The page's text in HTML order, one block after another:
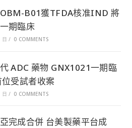
B01獲TFDA核准IND 將
期臨床
日 / 0 COMMENTS
ADC 藥物 GNX1021一期臨
受試者收案
日 / 0 COMMENTS
完成合併 台美製藥平台成